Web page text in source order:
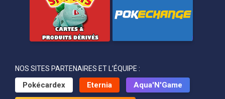
NOS SITES PARTENAIRES ET L’ÉQUIPE :
Pokécardex Eternia Aqua'N'Game